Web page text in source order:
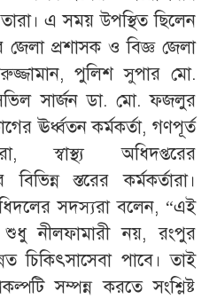
তারা। এ সময় উপস্থিত ছিলেন
জেলা প্রশাসক ও বিজ্ঞ জেলা
পুলিশ সুপার মো.
সার্জন ডা. মো. ফজলুর
ঊর্ধ্বতন কর্মকর্তা, গণপূর্ত
স্বাস্থ্য অধিদপ্তরের
বিভিন্ন স্তরের কর্মকর্তারা।
সদস্যরা বলেন, “এই
শুধু নীলফামারী নয়, রংপুর
চিকিৎসাসেবা পাবে। তাই
সম্পন্ন করতে সংশ্লিষ্ট